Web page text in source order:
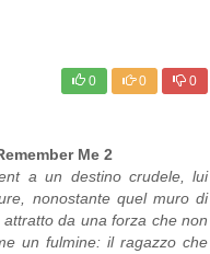
0 0 0
Me 2
a un destino crudele, lui
nonostante quel muro di
da una forza che non
un fulmine: il ragazzo che